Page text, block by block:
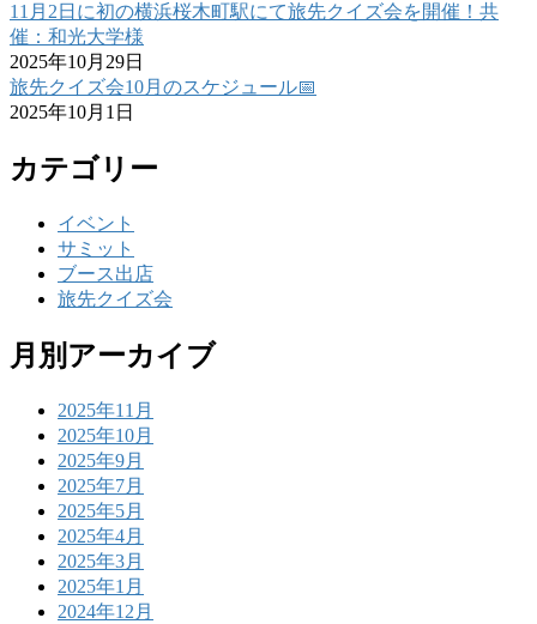
11月2日に初の横浜桜木町駅にて旅先クイズ会を開催！共
催：和光大学様
2025年10月29日
旅先クイズ会10月のスケジュール📅
2025年10月1日
カテゴリー
イベント
サミット
ブース出店
旅先クイズ会
月別アーカイブ
2025年11月
2025年10月
2025年9月
2025年7月
2025年5月
2025年4月
2025年3月
2025年1月
2024年12月